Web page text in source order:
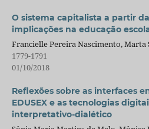
O sistema capitalista a partir
implicações na educação
Francielle Pereira Nascimento,
1779-1791
01/10/2018
Reflexões sobre as interfaces
EDUSEX e as tecnologias
interpretativo-dialético